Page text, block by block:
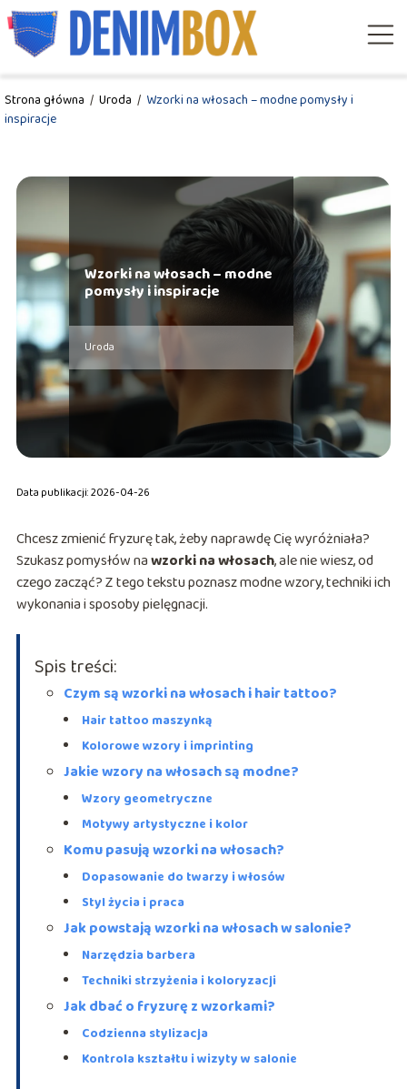
Strona główna / Uroda / Wzorki na włosach – modne pomysły i
inspiracje
Wzorki na włosach – modne
pomysły i inspiracje
Uroda
Data publikacji: 2026-04-26
Chcesz zmienić fryzurę tak, żeby naprawdę Cię wyróżniała?
Szukasz pomysłów nawzorki na włosach, ale nie wiesz, od
czego zacząć? Z tego tekstu poznasz modne wzory, techniki ich
wykonania i sposoby pielęgnacji.
Spis treści:
Czym są wzorki na włosach i hair tattoo?
Hair tattoo maszynką
Kolorowe wzory i imprinting
Jakie wzory na włosach są modne?
Wzory geometryczne
Motywy artystyczne i kolor
Komu pasują wzorki na włosach?
Dopasowanie do twarzy i włosów
Styl życia i praca
Jak powstają wzorki na włosach w salonie?
Narzędzia barbera
Techniki strzyżenia i koloryzacji
Jak dbać o fryzurę z wzorkami?
Codzienna stylizacja
Kontrola kształtu i wizyty w salonie